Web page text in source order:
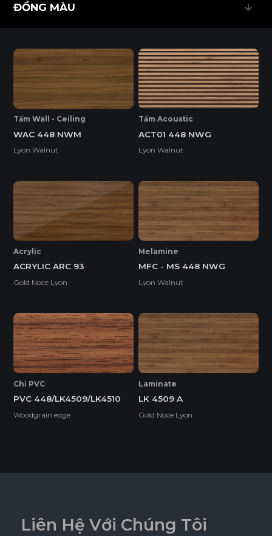
Test/ ISO 12460-1).
Ván Plywood Phủ Acrylic
Ván Plywood phủ Acrylic bề mặt bóng gương được sử
dụng cho các khu vực có độ ẩm cao.
Tính năng
ĐỒNG MÀU
Tấm Wall - Ceiling
WAC 448 NWM
Lyon Walnut
Tấm Acoustic
ACT01 448 NWG
Lyon Walnut
Acrylic
ACRYLIC ARC 93
Gold Noce Lyon
Melamine
MFC - MS 448 NWG
Lyon Walnut
Chỉ PVC
PVC 448/LK4509/LK4510
Woodgrain edge
Laminate
LK 4509 A
Gold Noce Lyon
Liên Hệ Với Chúng Tôi